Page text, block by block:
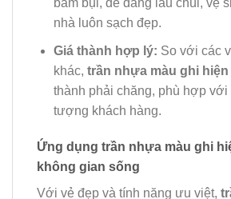
bám bụi, dễ dàng lau chùi, vệ
nhà luôn sạch đẹp.
Giá thành hợp lý: So với các
khác, trần nhựa màu ghi hiện
thành phải chăng, phù hợp với
tượng khách hàng.
Ứng dụng trần nhựa màu ghi
không gian sống
Với vẻ đẹp và tính năng ưu việt,